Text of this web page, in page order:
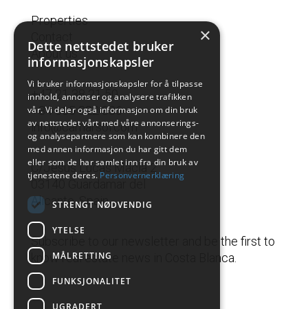
Properties
About us
+47 21 38 21 50
+34 665 822 336
info@camarsol.com
C/Jesus Lucas Macia 2
03140 Guardamar del
Alicante, Spain
Subscribe to our newsletter and be the first to
know real estate news in Costa Blanca.
×
Dette nettstedet bruker
informasjonskapsler
Vi bruker informasjonskapsler for å tilpasse
innhold, annonser og analysere trafikken
vår. Vi deler også informasjon om din bruk
av nettstedet vårt med våre annonserings-
og analysepartnere som kan kombinere den
med annen informasjon du har gitt dem
eller som de har samlet inn fra din bruk av
tjenestene deres. Personvernerklæring
STRENGT NØDVENDIG
YTELSE
MÅLRETTING
FUNKSJONALITET
UGRADERT